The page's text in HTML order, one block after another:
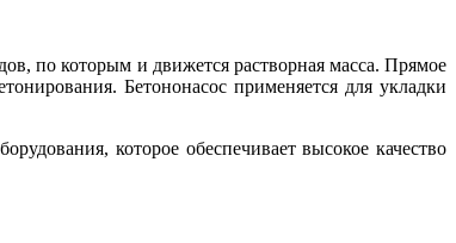
по которым и движется растворная масса. Прямое
Бетононасос применяется для укладки
которое обеспечивает высокое качество